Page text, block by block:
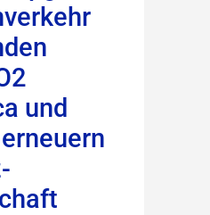
und